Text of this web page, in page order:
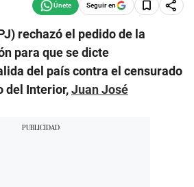
Seguir en
rechazó el pedido de la
para que se dicte
del país contra el censurado
del Interior,Juan José